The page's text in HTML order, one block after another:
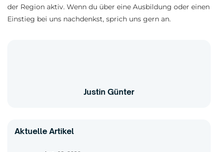
der Region aktiv. Wenn du über eine Ausbildung oder einen
Einstieg bei uns nachdenkst, sprich uns gern an.
Justin Günter
Aktuelle Artikel